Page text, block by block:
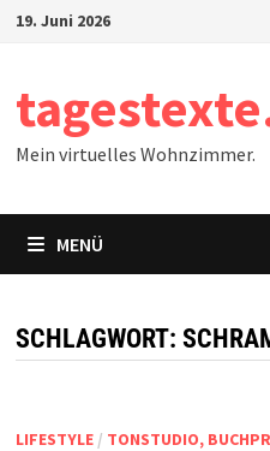
Zum19. Juni 2026
Mein virtuelles Wohnzimmer.
MENÜ
SCHLAGWORT:
LIFESTYLE/ TONSTUDIO,